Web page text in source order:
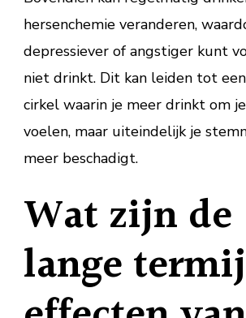
hersenchemie veranderen,
depressiever of angstiger kunt
niet drinkt. Dit kan leiden tot
cirkel waarin je meer drinkt om
voelen, maar uiteindelijk je
meer beschadigt.
Wat zijn de
lange